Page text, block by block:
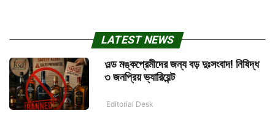
LATEST NEWS
ওল্ড মঙ্কপ্রেমীদের জন্য বড় দুঃসংবাদ! নিষিদ্ধ
৩ জনপ্রিয় ভ্যারিয়েন্ট
Editorial Desk